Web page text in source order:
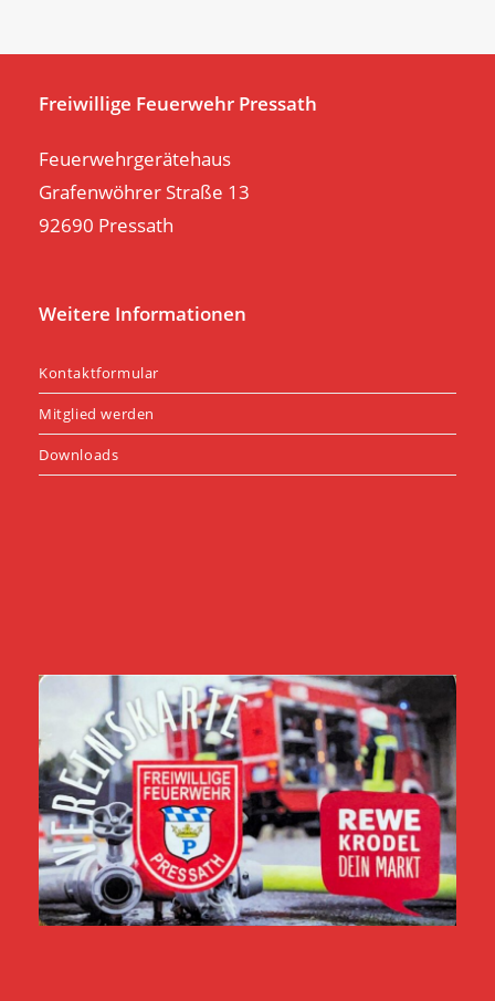
Freiwillige Feuerwehr Pressath
Feuerwehrgerätehaus
Grafenwöhrer Straße 13
92690 Pressath
Weitere Informationen
Kontaktformular
Mitglied werden
Downloads